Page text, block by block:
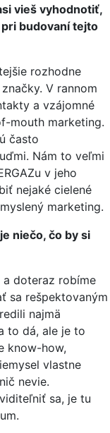
vieš vyhodnotiť,
budovaní tejto
rozhodne
V rannom
a vzájomné
mouth marketing.
často
Nám to veľmi
v jeho
nejaké cielené
marketing.
niečo, čo by si
a doteraz robíme
sa rešpektovaným
najmä
to dá, ale je to
know-how,
vlastne
nevie.
sa, je tu